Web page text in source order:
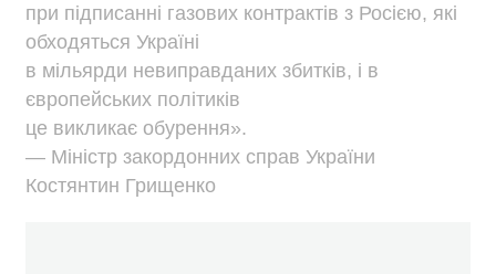
при підписанні газових контрактів з Росією, які
обходяться Україні
в мільярди невиправданих збитків, і в
європейських політиків
це викликає обурення».
— Міністр закордонних справ України
Костянтин Грищенко